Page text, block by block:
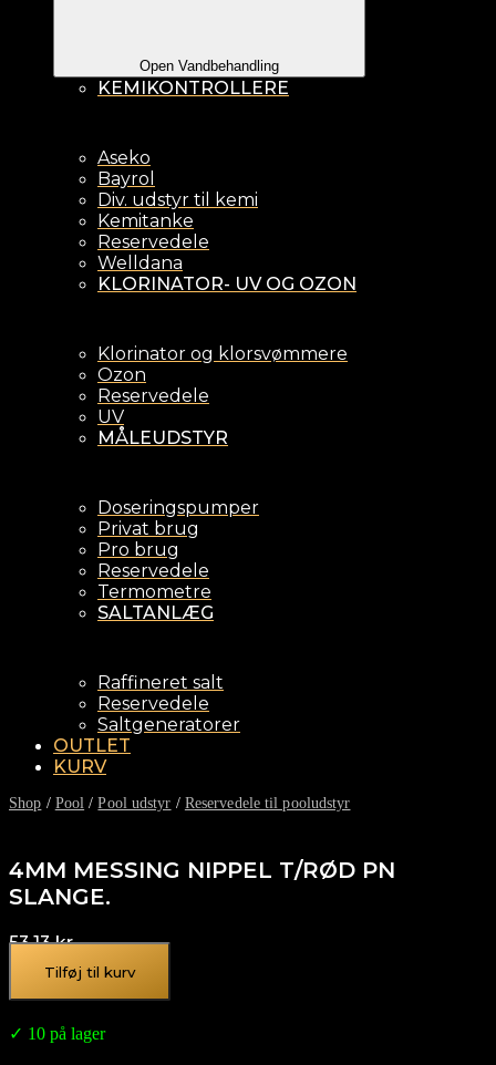
Open Vandbehandling
KEMIKONTROLLERE
Aseko
Bayrol
Div. udstyr til kemi
Kemitanke
Reservedele
Welldana
KLORINATOR- UV OG OZON
Klorinator og klorsvømmere
Ozon
Reservedele
UV
MÅLEUDSTYR
Doseringspumper
Privat brug
Pro brug
Reservedele
Termometre
SALTANLÆG
Raffineret salt
Reservedele
Saltgeneratorer
OUTLET
KURV
Shop / Pool /Pool udstyr / Reservedele til pooludstyr
4MM MESSING NIPPEL T/RØD PN
SLANGE.
53,13kr.
Tilføj til kurv
✓ 10 på lager